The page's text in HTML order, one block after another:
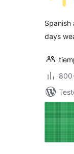
Spanish
days